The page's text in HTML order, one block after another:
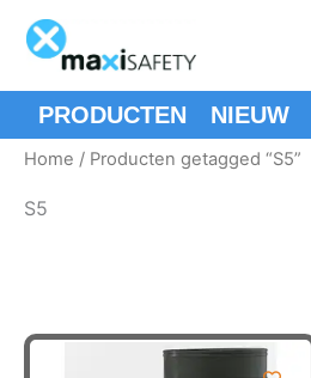
naar
inhoudPRODUCTEN NIEUW
Home / Producten getagged “S5”
S5